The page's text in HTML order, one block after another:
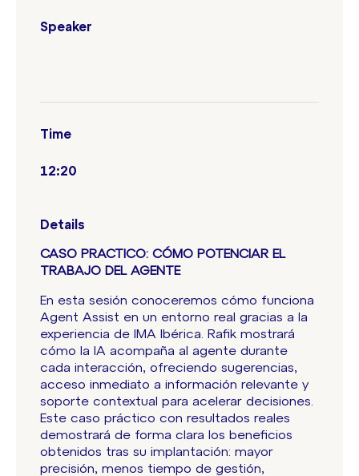
Speaker
Time
12:20
Details
CASO PRACTICO: CÓMO POTENCIAR EL
TRABAJO DEL AGENTE
En esta sesión conoceremos cómo funciona
Agent Assist en un entorno real gracias a la
experiencia de IMA Ibérica. Rafik mostrará
cómo la IA acompaña al agente durante
cada interacción, ofreciendo sugerencias,
acceso inmediato a información relevante y
soporte contextual para acelerar decisiones.
Este caso práctico con resultados reales
demostrará de forma clara los beneficios
obtenidos tras su implantación: mayor
precisión, menos tiempo de gestión,